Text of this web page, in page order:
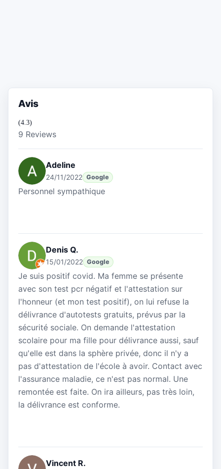
Avis
(4.3)
9 Reviews
Adeline
24/11/2022 Google
Personnel sympathique
Denis Q.
15/01/2022 Google
Je suis positif covid. Ma femme se présente
avec son test pcr négatif et l'attestation sur
l'honneur (et mon test positif), on lui refuse la
délivrance d'autotests gratuits, prévus par la
sécurité sociale. On demande l'attestation
scolaire pour ma fille pour délivrance aussi, sauf
qu'elle est dans la sphère privée, donc il n'y a
pas d'attestation de l'école à avoir. Contact avec
l'assurance maladie, ce n'est pas normal. Une
remontée est faite. On ira ailleurs, pas très loin,
la délivrance est conforme.
Vincent R.